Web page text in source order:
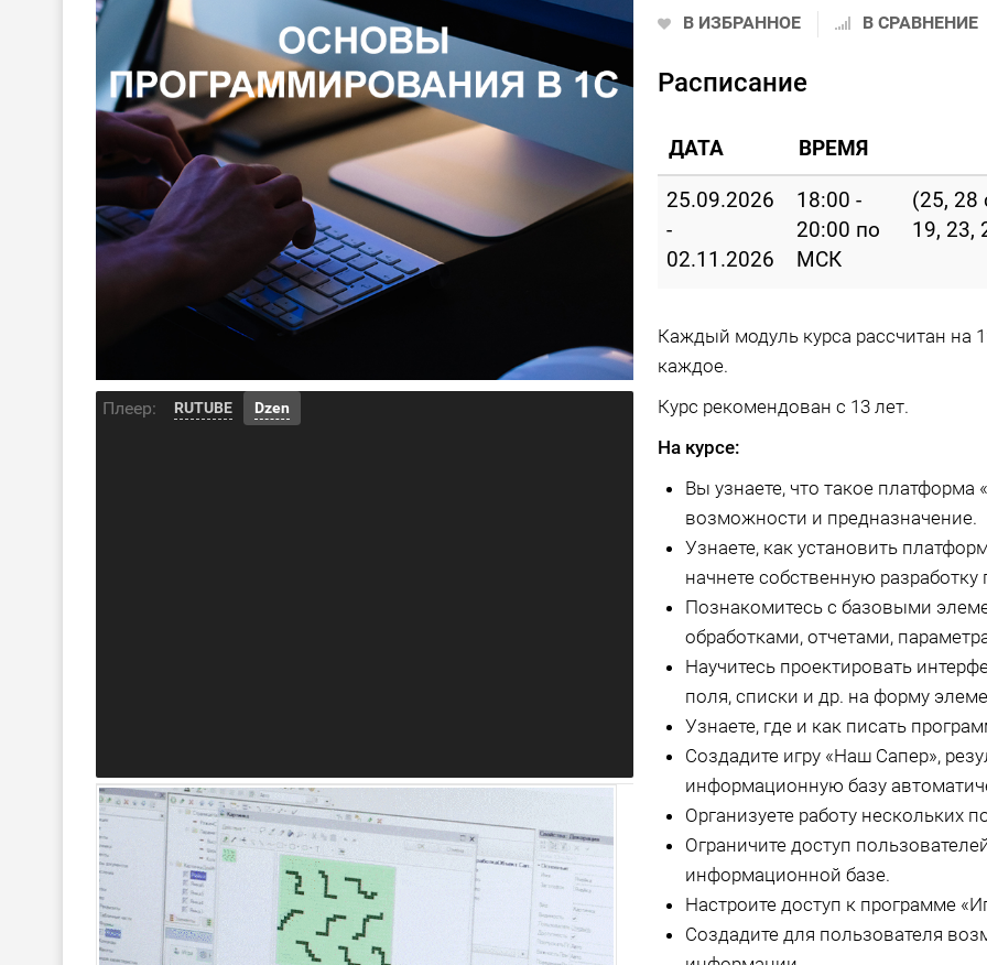
Плеер: RUTUBE Dzen
В ИЗБРАННОЕ В СРАВНЕНИЕ
Расписание
ДАТА ВРЕМЯ
25.09.2026
-
02.11.2026
18:00 -
20:00 по
МСК
(25, 28
19, 23,
Каждый модуль курса рассчитан на
каждое.
Курс рекомендован с 13 лет.
На курсе:
Вы узнаете, что такое
возможности и предназначение.
Узнаете, как установить
начнете собственную
Познакомитесь с базовыми
обработками, отчетами,
Научитесь проектировать
поля, списки и др. на форму
Узнаете, где и как писать
Создадите игру «Наш Сапер»,
информационную базу
Организуете работу нескольких
Ограничите доступ
информационной базе.
Настроите доступ к программе
Создадите для пользователя